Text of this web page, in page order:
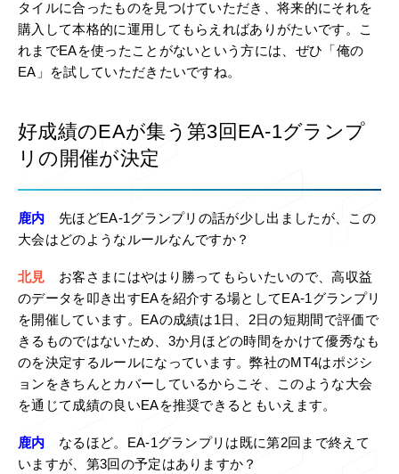
タイルに合ったものを見つけていただき、将来的にそれを
購入して本格的に運用してもらえればありがたいです。こ
れまでEAを使ったことがないという方には、ぜひ「俺の
EA」を試していただきたいですね。
好成績のEAが集う第3回EA-1グランプ
リの開催が決定
鹿内 先ほどEA-1グランプリの話が少し出ましたが、この
大会はどのようなルールなんですか？
北見 お客さまにはやはり勝ってもらいたいので、高収益
のデータを叩き出すEAを紹介する場としてEA-1グランプリ
を開催しています。EAの成績は1日、2日の短期間で評価で
きるものではないため、3か月ほどの時間をかけて優秀なも
のを決定するルールになっています。弊社のMT4はポジシ
ョンをきちんとカバーしているからこそ、このような大会
を通じて成績の良いEAを推奨できるともいえます。
鹿内 なるほど。EA-1グランプリは既に第2回まで終えて
いますが、第3回の予定はありますか？